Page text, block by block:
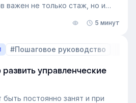
важен не только стаж, но и
релевантный опыт работы
почему не всегда стоит
специалистов и как
внутри компании.
5 минут
#Пошаговое руководство
управленческие
постоянно занят и при